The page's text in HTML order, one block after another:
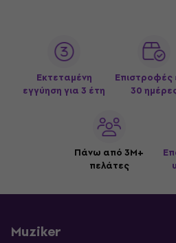
Εκτεταμένη
εγγύηση για 3 έτη
30
Πάνω από 3M+
πελάτες
Muziker